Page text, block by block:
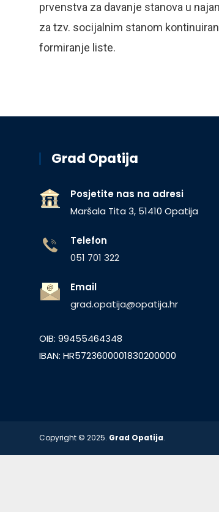
prvenstva za davanje stanova u
za tzv. socijalnim stanom
formiranje liste.
Grad Opatija
Posjetite nas na adresi
Maršala Tita 3, 51410 Opatija
Telefon
051 701 322
Email
grad.opatija@opatija.hr
OIB: 99455464348
IBAN: HR5723600001830200000
Copyright © 2025. Grad Opatija.